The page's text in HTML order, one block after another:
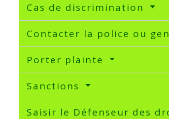
Cas de discrimination
Contacter la police ou
Porter plainte
Sanctions
Saisir le Défenseur des